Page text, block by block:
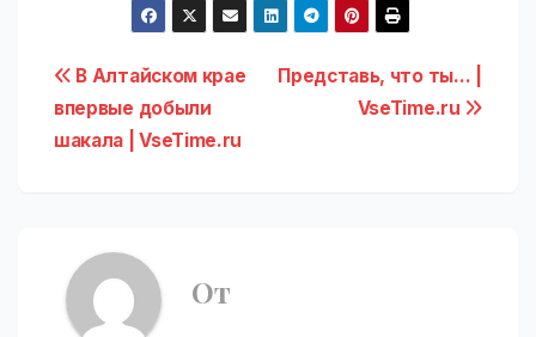
Навигация
по
Представь, что ты… |
VseTime.ru
В Алтайском крае
впервые добыли
шакала | VseTime.ru
От